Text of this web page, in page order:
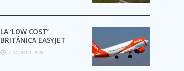
LA ‘LOW COST’
BRITÁNICA EASYJET
PASARÁ A MANOS DEL
PEOR FONDO POSIBLE:
7 AGOSTO, 2026